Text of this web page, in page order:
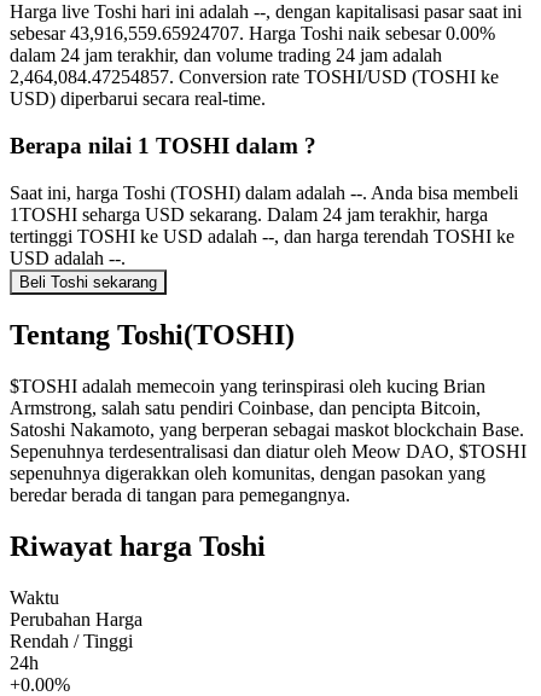
Harga live Toshi hari ini adalah --, dengan kapitalisasi pasar saat ini
sebesar 43,916,559.65924707. Harga Toshi naik sebesar 0.00%
dalam 24 jam terakhir, dan volume trading 24 jam adalah
2,464,084.47254857. Conversion rate TOSHI/USD (TOSHI ke
USD) diperbarui secara real-time.
Berapa nilai 1 TOSHI dalam ?
Saat ini, harga Toshi (TOSHI) dalam adalah --. Anda bisa membeli
1TOSHI seharga USD sekarang. Dalam 24 jam terakhir, harga
tertinggi TOSHI ke USD adalah --, dan harga terendah TOSHI ke
USD adalah --.
Beli Toshi sekarang
Tentang Toshi(TOSHI)
$TOSHI adalah memecoin yang terinspirasi oleh kucing Brian
Armstrong, salah satu pendiri Coinbase, dan pencipta Bitcoin,
Satoshi Nakamoto, yang berperan sebagai maskot blockchain Base.
Sepenuhnya terdesentralisasi dan diatur oleh Meow DAO, $TOSHI
sepenuhnya digerakkan oleh komunitas, dengan pasokan yang
beredar berada di tangan para pemegangnya.
Riwayat harga Toshi
Waktu
Perubahan Harga
Rendah / Tinggi
24h
+0.00%